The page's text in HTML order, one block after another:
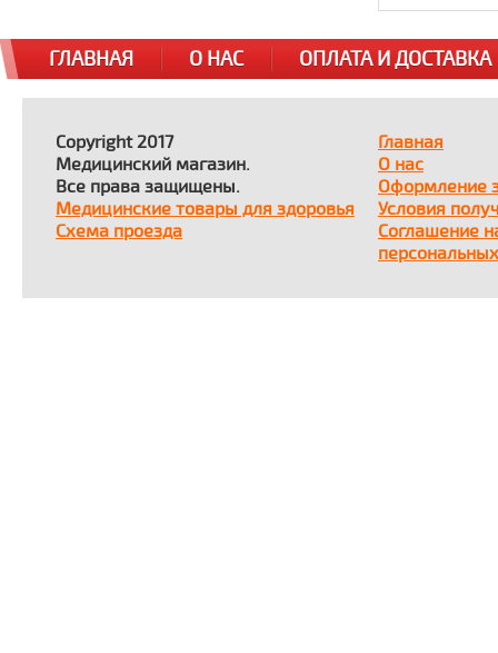
ГЛАВНАЯ О НАС ОПЛАТА И ДОСТАВКА
Copyright 2017
Медицинский магазин.
Все права защищены.
Медицинские товары для здоровья
Схема проезда
Главная
О нас
Оформление
Условия
Соглашение